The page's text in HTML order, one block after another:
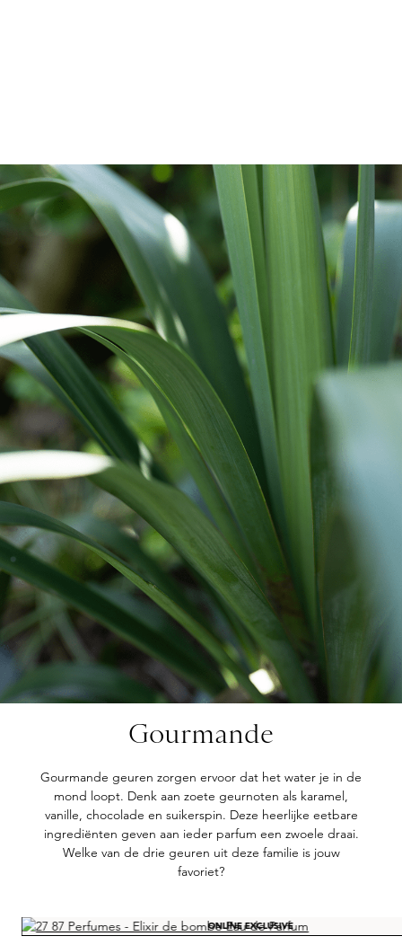
Gourmande
Gourmande geuren zorgen ervoor dat het water je in de
mond loopt. Denk aan zoete geurnoten als karamel,
vanille, chocolade en suikerspin. Deze heerlijke eetbare
ingrediënten geven aan ieder parfum een zwoele draai.
Welke van de drie geuren uit deze familie is jouw
favoriet?
Skip product gallery ONLINE EXCLUSIVE